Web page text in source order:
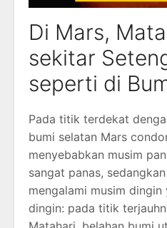
Di Mars,
sekitar
seperti di
Pada titik terdekat
bumi selatan Mars
menyebabkan musim
sangat panas,
mengalami musim
dingin: pada titik